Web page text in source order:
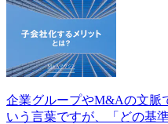
企業グループやM&Aの文脈
いう言葉ですが、「どの基